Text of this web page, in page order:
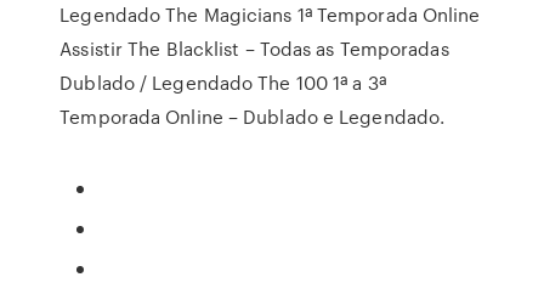
Legendado The Magicians 1ª Temporada Online
Assistir The Blacklist – Todas as Temporadas
Dublado / Legendado The 100 1ª a 3ª
Temporada Online – Dublado e Legendado.